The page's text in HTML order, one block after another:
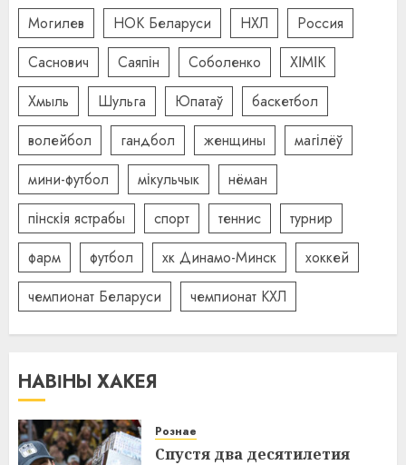
Могилев
НОК Беларуси НХЛ
Россия
Саснович
Саяпін Соболенко
ХІМІК
Хмыль
Шульга Юпатаў
баскетбол
волейбол
гандбол женщины
магілёў
мини-футбол
мікульчык
нёман
пінскія ястрабы
спорт теннис
турнир
фарм
футбол хк Динамо-Минск
хоккей
чемпионат Беларуси
чемпионат КХЛ
НАВІНЫ ХАКЕЯ
Рознае
Спустя два десятилетия